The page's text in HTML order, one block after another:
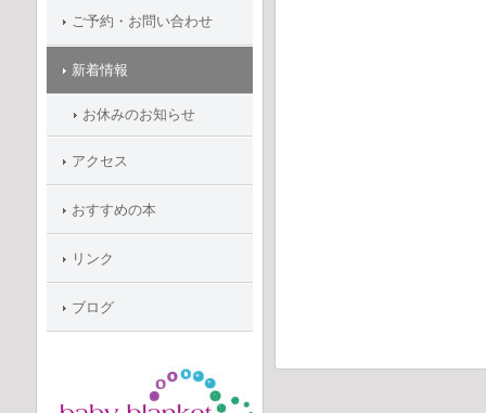
ご予約・お問い合わせ
新着情報
お休みのお知らせ
アクセス
おすすめの本
リンク
ブログ